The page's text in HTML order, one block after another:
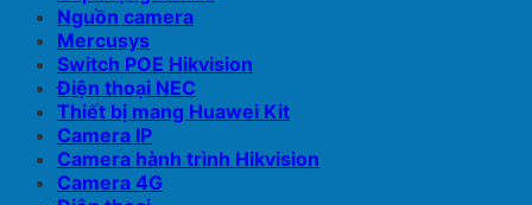
Nguồn camera
Mercusys
Switch POE Hikvision
Điện thoại NEC
Thiết bị mang Huawei Kit
Camera IP
Camera hành trình Hikvision
Camera 4G